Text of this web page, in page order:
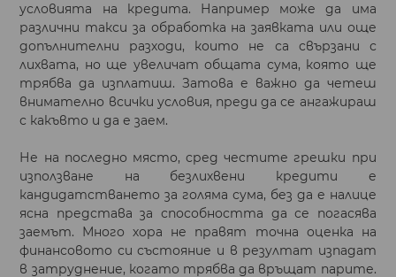
условията на кредита. Например може да има
различни такси за обработка на заявката или още
допълнителни разходи, които не са свързани с
лихвата, но ще увеличат общата сума, която ще
трябва да изплатиш. Затова е важно да четеш
внимателно всички условия, преди да се ангажираш
с какъвто и да е заем.
Не на последно място, сред честите грешки при
използване на безлихвени кредити е
кандидатстването за голяма сума, без да е налице
ясна представа за способността да се погасява
заемът. Много хора не правят точна оценка на
финансовото си състояние и в резултат изпадат
в затруднение, когато трябва да връщат парите.